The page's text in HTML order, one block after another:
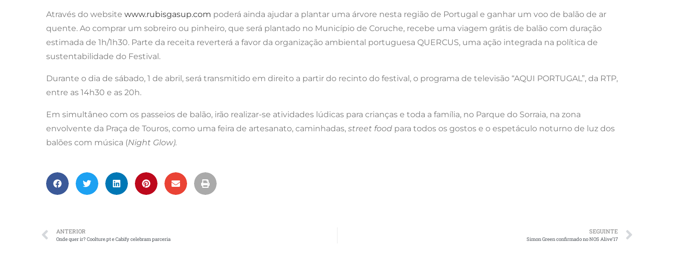
Através do website www.rubisgasup.com poderá ainda ajudar a plantar uma árvore nesta região de Portugal e ganhar um voo de balão de ar
quente. Ao comprar um sobreiro ou pinheiro, que será plantado no Município de Coruche, recebe uma viagem grátis de balão com duração
estimada de 1h/1h30. Parte da receita reverterá a favor da organização ambiental portuguesa QUERCUS, uma ação integrada na política de
sustentabilidade do Festival.
Durante o dia de sábado, 1 de abril, será transmitido em direito a partir do recinto do festival, o programa de televisão “AQUI PORTUGAL”, da RTP,
entre as 14h30 e as 20h.
Em simultâneo com os passeios de balão, irão realizar-se atividades lúdicas para crianças e toda a família, no Parque do Sorraia, na zona
envolvente da Praça de Touros, como uma feira de artesanato, caminhadas, street food para todos os gostos e o espetáculo noturno de luz dos
balões com música (Night Glow).
ANTERIOR
Onde quer ir? Coolture.pt e Cabify celebram parceria
SEGUINTE
Simon Green confirmado no NOS Alive’17